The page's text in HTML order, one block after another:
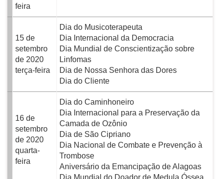
feira
15 de
setembro
de 2020
terça-feira
Dia do Musicoterapeuta
Dia Internacional da Democracia
Dia Mundial de Conscientização sobre
Linfomas
Dia de Nossa Senhora das Dores
Dia do Cliente
16 de
setembro
de 2020
quarta-
feira
Dia do Caminhoneiro
Dia Internacional para a Preservação da
Camada de Ozônio
Dia de São Cipriano
Dia Nacional de Combate e Prevenção à
Trombose
Aniversário da Emancipação de Alagoas
Dia Mundial do Doador de Medula Óssea